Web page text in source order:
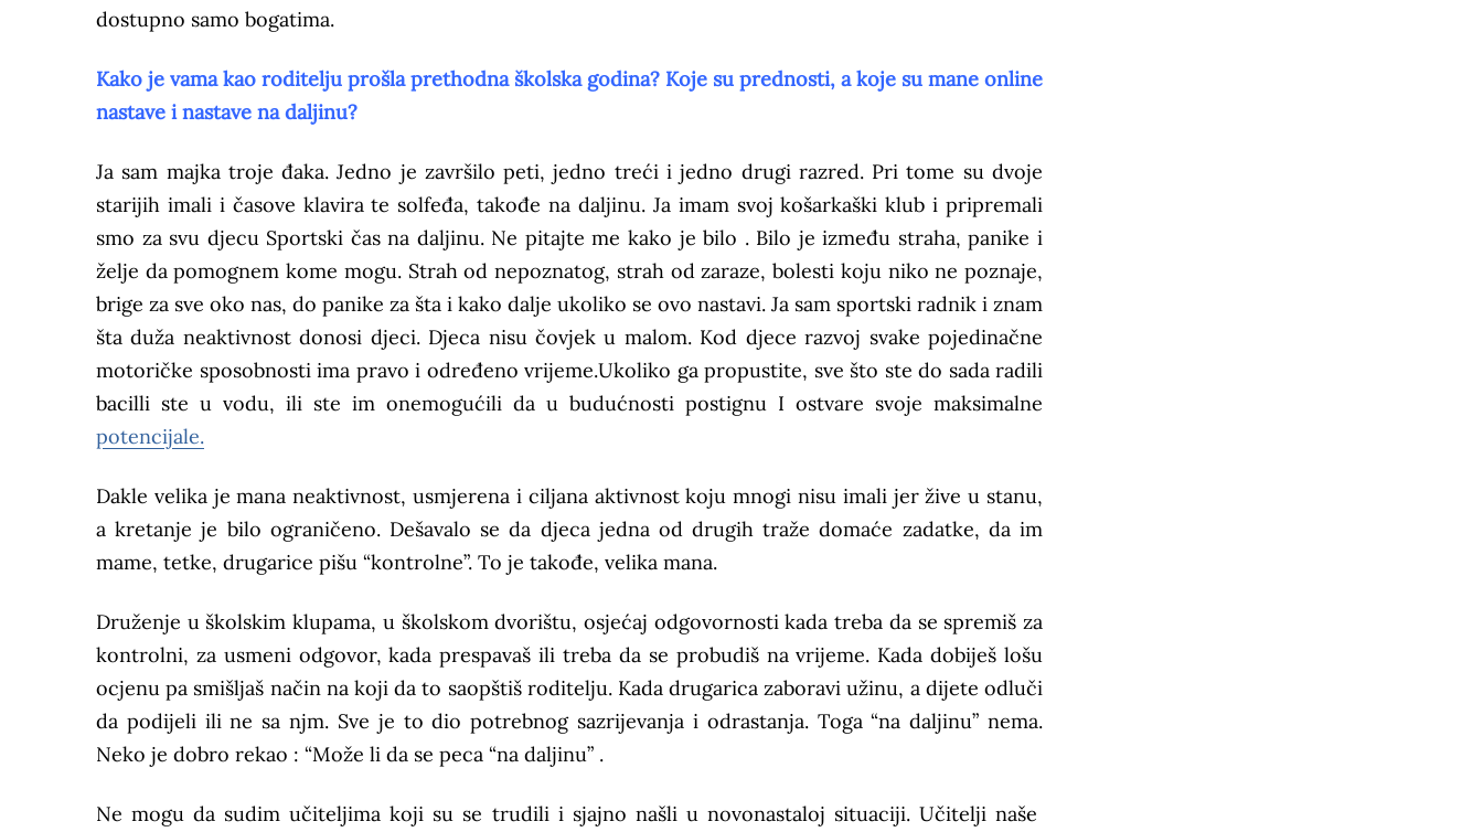
dostupno samo bogatima.
Kako je vama kao roditelju prošla prethodna školska godina? Koje su prednosti, a koje su mane online
nastave i nastave na daljinu?
Ja sam majka troje đaka. Jedno je završilo peti, jedno treći i jedno drugi razred. Pri tome su dvoje
starijih imali i časove klavira te solfeđa, takođe na daljinu. Ja imam svoj košarkaški klub i pripremali
smo za svu djecu Sportski čas na daljinu. Ne pitajte me kako je bilo . Bilo je između straha, panike i
želje da pomognem kome mogu. Strah od nepoznatog, strah od zaraze, bolesti koju niko ne poznaje,
brige za sve oko nas, do panike za šta i kako dalje ukoliko se ovo nastavi. Ja sam sportski radnik i znam
šta duža neaktivnost donosi djeci. Djeca nisu čovjek u malom. Kod djece razvoj svake pojedinačne
motoričke sposobnosti ima pravo i određeno vrijeme.Ukoliko ga propustite, sve što ste do sada radili
bacilli ste u vodu, ili ste im onemogućili da u budućnosti postignu I ostvare svoje maksimalne
potencijale.
Dakle velika je mana neaktivnost, usmjerena i ciljana aktivnost koju mnogi nisu imali jer žive u stanu,
a kretanje je bilo ograničeno. Dešavalo se da djeca jedna od drugih traže domaće zadatke, da im
mame, tetke, drugarice pišu “kontrolne”. To je takođe, velika mana.
Druženje u školskim klupama, u školskom dvorištu, osjećaj odgovornosti kada treba da se spremiš za
kontrolni, za usmeni odgovor, kada prespavaš ili treba da se probudiš na vrijeme. Kada dobiješ lošu
ocjenu pa smišljaš način na koji da to saopštiš roditelju. Kada drugarica zaboravi užinu, a dijete odluči
da podijeli ili ne sa njm. Sve je to dio potrebnog sazrijevanja i odrastanja. Toga “na daljinu” nema.
Neko je dobro rekao : “Može li da se peca “na daljinu” .
Ne mogu da sudim učiteljima koji su se trudili i sjajno našli u novonastaloj situaciji. Učitelji naše